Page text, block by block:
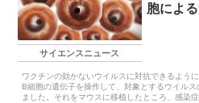
サイエンスニュース
胞によ
ワクチンの効かないウイルスに対抗できるよう
B細胞の遺伝子を操作して、対象とするウイル
ました。それをマウスに移植したところ、感染症